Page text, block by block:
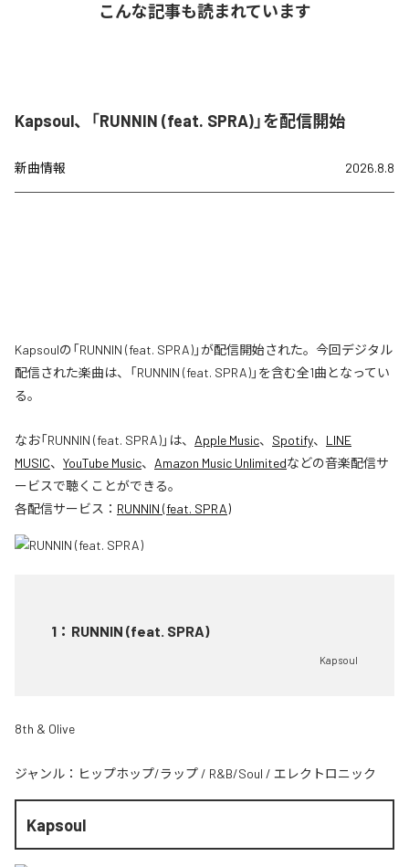
こんな記事も読まれています
Kapsoul、「RUNNIN (feat. SPRA)」を配信開始
新曲情報 2026.8.8
Kapsoulの「RUNNIN (feat. SPRA)」が配信開始された。今回デジタル
配信された楽曲は、「RUNNIN (feat. SPRA)」を含む全1曲となってい
る。
なお「RUNNIN (feat. SPRA)」は、 Apple Music、 Spotify、 LINE
MUSIC、 YouTube Music、 Amazon Music Unlimitedなどの音楽配信サ
ービスで聴くことができる。
各配信サービス： RUNNIN (feat. SPRA)
1 ： RUNNIN (feat. SPRA)
Kapsoul
8th & Olive
ジャンル： ヒップホップ/ラップ / R&B/Soul / エレクトロニック
Kapsoul